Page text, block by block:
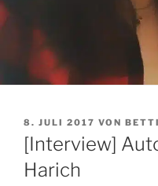
VERÖFFENTLICHT
AM
8. JULI 2017 VON
[Interview]
Harich